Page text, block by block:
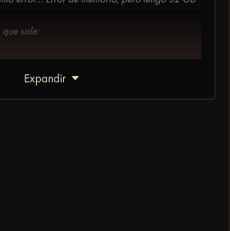
sale:
12340)
Client
PM
Expandir